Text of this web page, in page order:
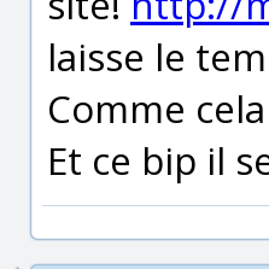
laisse le
Comme
Et ce bip il